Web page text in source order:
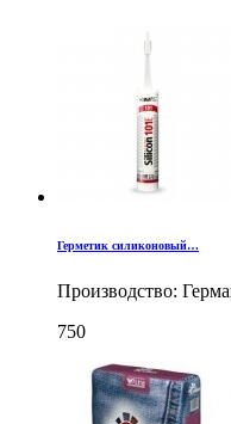
Герметик силиконовый…
Производство:
750